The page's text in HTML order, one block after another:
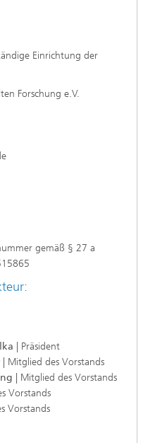
Einrichtung der
Forschung e.V.
gemäß § 27 a
| Präsident
Mitglied des Vorstands
| Mitglied des Vorstands
Vorstands
Vorstands